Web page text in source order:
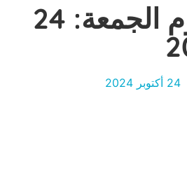
خمسة لليوم الجمعة: 24
24 أكتوبر 2024